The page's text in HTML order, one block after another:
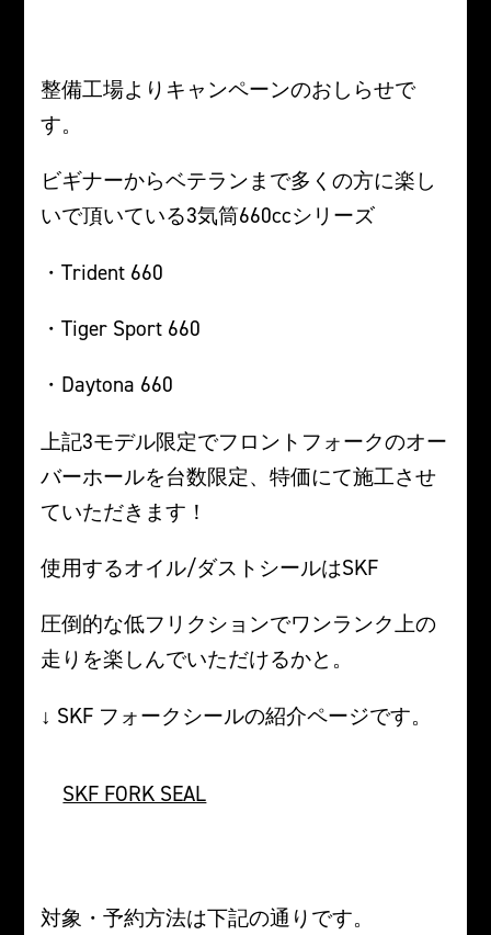
整備工場よりキャンペーンのおしらせで
す。
ビギナーからベテランまで多くの方に楽し
いで頂いている3気筒660ccシリーズ
・Trident 660
・Tiger Sport 660
・Daytona 660
上記3モデル限定でフロントフォークのオー
バーホールを台数限定、特価にて施工させ
ていただきます！
使用するオイル/ダストシールはSKF
圧倒的な低フリクションでワンランク上の
走りを楽しんでいただけるかと。
↓ SKF フォークシールの紹介ページです。
SKF FORK SEAL
対象・予約方法は下記の通りです。